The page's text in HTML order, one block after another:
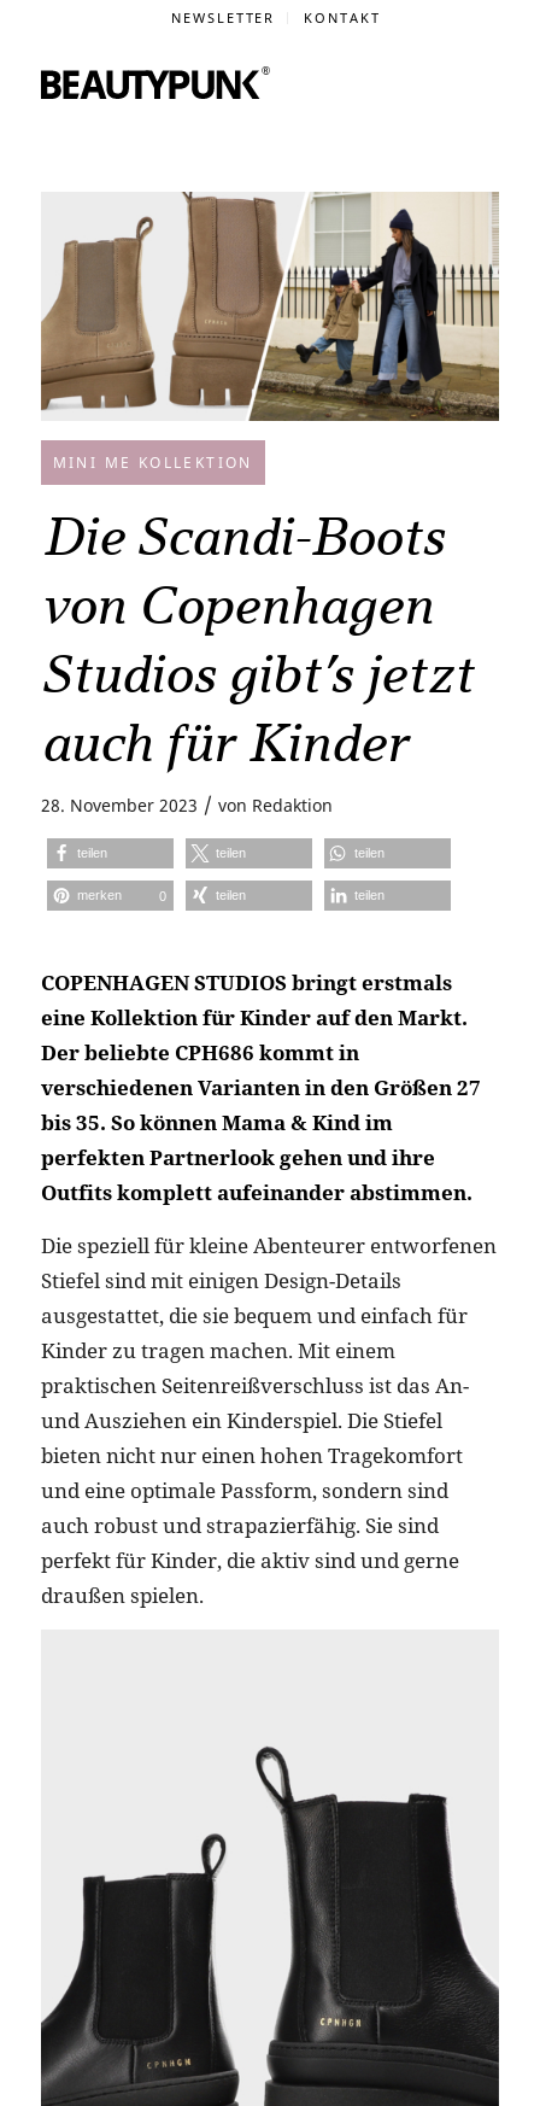
NEWSLETTER KONTAKT
MINI ME KOLLEKTION
Die Scandi-Boots
von Copenhagen
Studios gibt’s jetzt
auch für Kinder
28. November 2023 / von Redaktion
teilen teilen teilen
merken 0 teilen teilen
COPENHAGEN STUDIOS bringt erstmals
eine Kollektion für Kinder auf den Markt.
Der beliebte CPH686 kommt in
verschiedenen Varianten in den Größen 27
bis 35. So können Mama & Kind im
perfekten Partnerlook gehen und ihre
Outfits komplett aufeinander abstimmen.
Die speziell für kleine Abenteurer entworfenen
Stiefel sind mit einigen Design-Details
ausgestattet, die sie bequem und einfach für
Kinder zu tragen machen. Mit einem
praktischen Seitenreißverschluss ist das An-
und Ausziehen ein Kinderspiel. Die Stiefel
bieten nicht nur einen hohen Tragekomfort
und eine optimale Passform, sondern sind
auch robust und strapazierfähig. Sie sind
perfekt für Kinder, die aktiv sind und gerne
draußen spielen.